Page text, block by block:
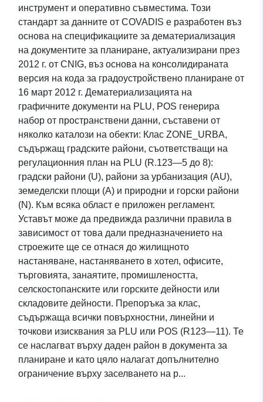
инструмент и оперативно съвместима. Този
стандарт за данните от COVADIS е разработен въз
основа на спецификациите за дематериализация
на документите за планиране, актуализирани през
2012 г. от CNIG, въз основа на консолидираната
версия на кода за градоустройствено планиране от
16 март 2012 г. Дематериализацията на
графичните документи на PLU, POS генерира
набор от пространствени данни, съставени от
няколко каталози на обекти: Клас ZONE_URBA,
съдържащ градските райони, съответстващи на
регулационния план на PLU (R.123—5 до 8):
градски райони (U), райони за урбанизация (AU),
земеделски площи (A) и природни и горски райони
(N). Към всяка област е приложен регламент.
Уставът може да предвижда различни правила в
зависимост от това дали предназначението на
строежите ще се отнася до жилищното
настаняване, настаняването в хотел, офисите,
търговията, занаятите, промишлеността,
селскостопанските или горските дейности или
складовите дейности. Препоръка за клас,
съдържаща всички повърхностни, линейни и
точкови изисквания за PLU или POS (R123—11). Те
се наслагват върху даден район в документа за
планиране и като цяло налагат допълнително
ограничение върху заселването на р...